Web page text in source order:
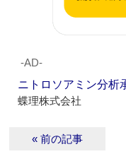
‐AD‐
ニトロソアミン分
蝶理株式会社
« 前の記事